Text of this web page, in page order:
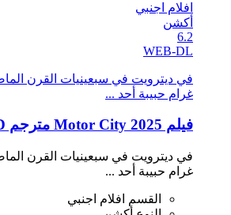
افلام اجنبي
أكشن
6.2
WEB-DL
في ديترويت في سبعينيات القرن
غرام حبيبة أحد ...
فيلم Motor City 2025 مترجم HD
في ديترويت في سبعينيات القرن
غرام حبيبة أحد ...
القسم
افلام اجنبي